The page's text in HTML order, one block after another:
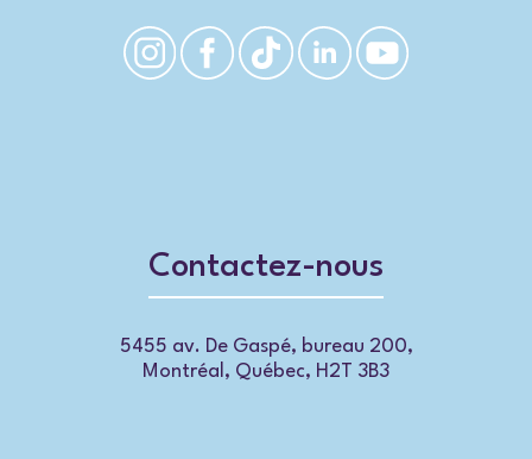
Contactez-nous
5455 av. De Gaspé, bureau 200,
Montréal, Québec, H2T 3B3